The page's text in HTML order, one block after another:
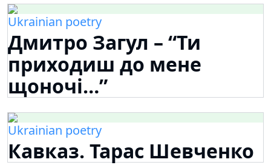
Ukrainian poetry
Дмитро Загул – “Ти
приходиш до мене
щоночі…”
Ukrainian poetry
Кавказ. Тарас Шевченко